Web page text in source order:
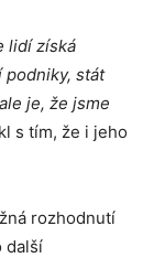
lidí získá
stát
je, že jsme
s tím, že i jeho
rozhodnutí
další